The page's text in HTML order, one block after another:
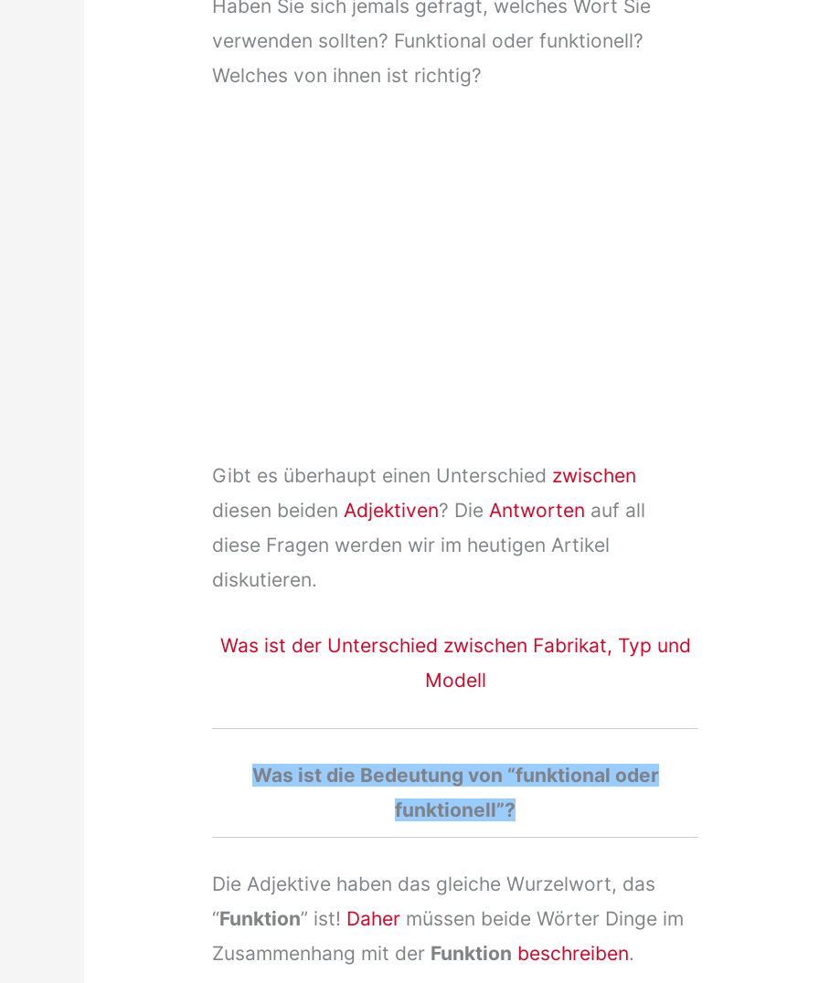
Haben Sie sich jemals gefragt, welches Wort Sie
verwenden sollten? Funktional oder funktionell?
Welches von ihnen ist richtig?
Gibt es überhaupt einen Unterschied zwischen
diesen beidenAdjektiven? DieAntworten auf all
diese Fragen werden wir im heutigen Artikel
diskutieren.
Was ist der Unterschied zwischen Fabrikat, Typ und
Modell
Was ist die Bedeutung von “funktional oder
funktionell”?
Die Adjektive haben das gleiche Wurzelwort, das
“Funktion” ist! Daher müssen beide Wörter Dinge im
Zusammenhang mit der Funktion beschreiben.